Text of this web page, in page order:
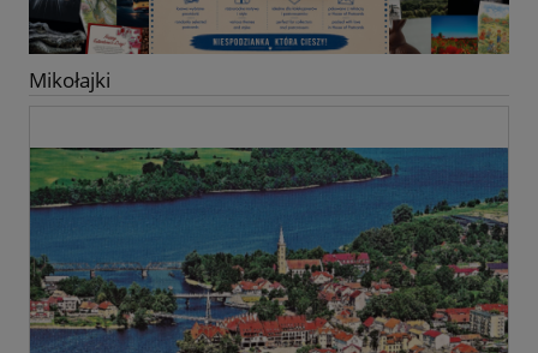
Mikołajki